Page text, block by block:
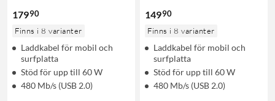
17990
Finns i 8 varianter
Laddkabel för mobil och
surfplatta
Stöd för upp till 60 W
480 Mb/s (USB 2.0)
14990
Finns i 8 varianter
Laddkabel för mobil och
surfplatta
Stöd för upp till 60 W
480 Mb/s (USB 2.0)